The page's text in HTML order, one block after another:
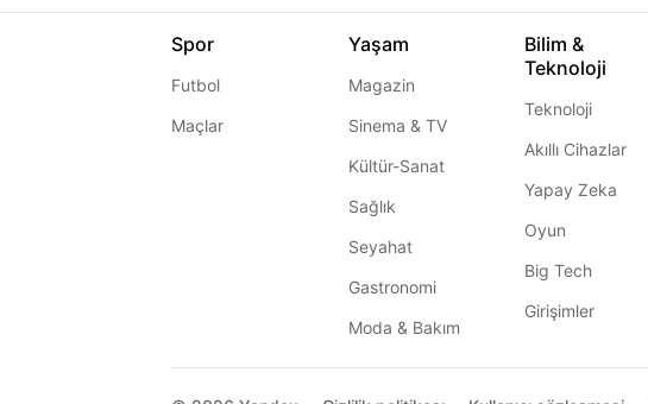
Spor
Futbol
Maçlar
Yaşam
Magazin
Sinema & TV
Kültür-Sanat
Sağlık
Seyahat
Gastronomi
Moda & Bakım
Bilim &
Teknoloji
Teknoloji
Akıllı Cihazlar
Yapay Zeka
Oyun
Big Tech
Girişimler